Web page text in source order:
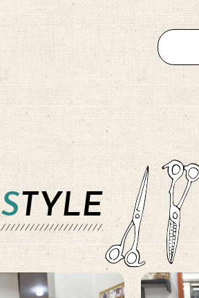
STYLE